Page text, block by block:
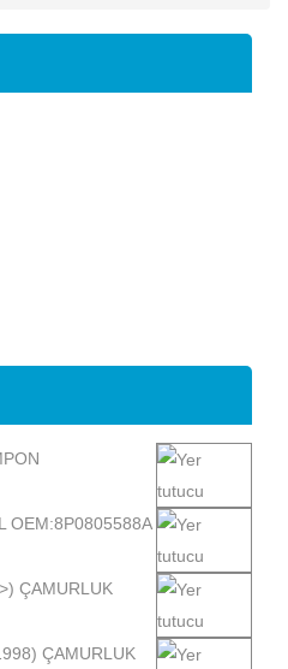
OEM:8P0805588A
ÇAMURLUK
ÇAMURLUK